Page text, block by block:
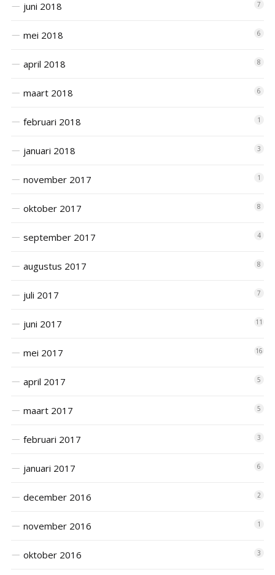
juni 2018 7
mei 2018 6
april 2018 8
maart 2018 6
februari 2018 1
januari 2018 3
november 2017 1
oktober 2017 8
september 2017 4
augustus 2017 8
juli 2017 7
juni 2017 11
mei 2017 16
april 2017 5
maart 2017 5
februari 2017 3
januari 2017 6
december 2016 2
november 2016 1
oktober 2016 3